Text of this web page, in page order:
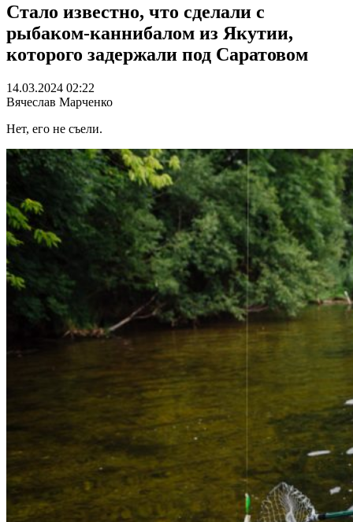
Стало известно, что сделали с
рыбаком-каннибалом из Якутии,
которого задержали под Саратовом
14.03.2024 02:22
Вячеслав Марченко
Нет, его не съели.